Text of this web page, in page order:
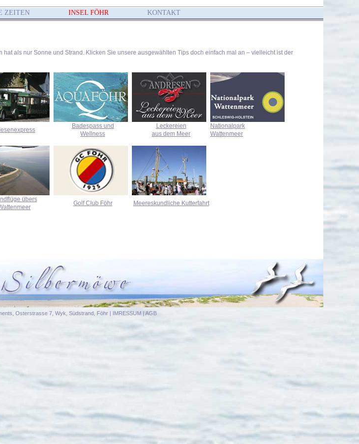
ZEITEN INSEL FÖHR KONTAKT
als nur Sonne und Strand. Klicken Sie unsere ausgewählten Tips doch einfach mal an – vielleicht ist der
Badespass und
Wellness
Leckereien
aus dem Meer
Nationalpark
Wattenmeer
übers
Golf Club Föhr Meereskundliche Kutterfahrt
Osterstrasse 7, Wyk, Südstrand, Föhr | IMRESSUM | AGB